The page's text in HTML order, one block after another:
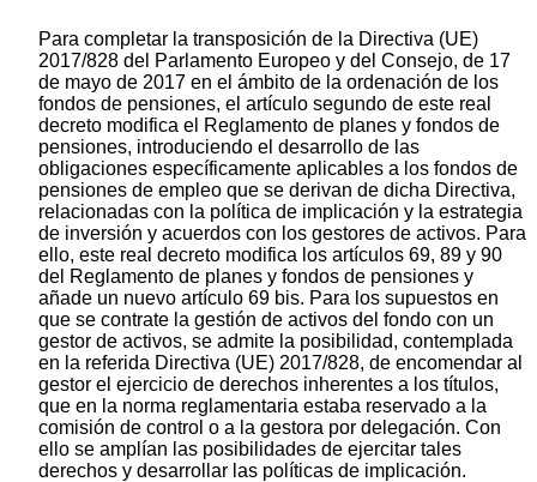
Para completar la transposición de la Directiva (UE)
2017/828 del Parlamento Europeo y del Consejo, de 17
de mayo de 2017 en el ámbito de la ordenación de los
fondos de pensiones, el artículo segundo de este real
decreto modifica el Reglamento de planes y fondos de
pensiones, introduciendo el desarrollo de las
obligaciones específicamente aplicables a los fondos de
pensiones de empleo que se derivan de dicha Directiva,
relacionadas con la política de implicación y la estrategia
de inversión y acuerdos con los gestores de activos. Para
ello, este real decreto modifica los artículos 69, 89 y 90
del Reglamento de planes y fondos de pensiones y
añade un nuevo artículo 69 bis. Para los supuestos en
que se contrate la gestión de activos del fondo con un
gestor de activos, se admite la posibilidad, contemplada
en la referida Directiva (UE) 2017/828, de encomendar al
gestor el ejercicio de derechos inherentes a los títulos,
que en la norma reglamentaria estaba reservado a la
comisión de control o a la gestora por delegación. Con
ello se amplían las posibilidades de ejercitar tales
derechos y desarrollar las políticas de implicación.